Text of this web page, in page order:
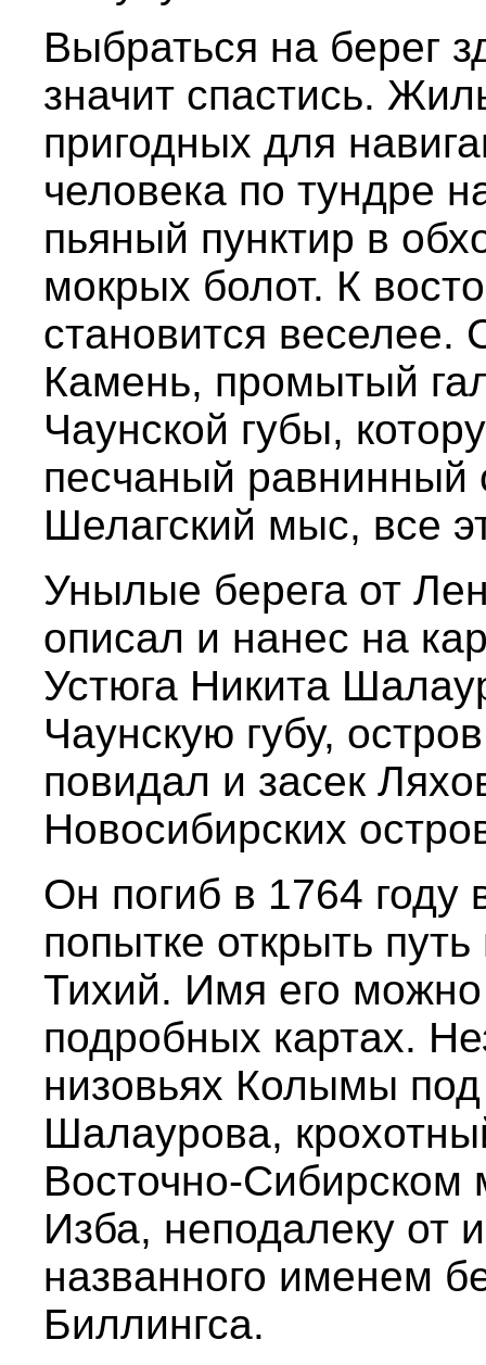
Выбраться на берег
значит спастись.
пригодных для
человека по тундре
пьяный пунктир в
мокрых болот. К
становится
Камень, промытый
Чаунской губы,
песчаный равнинный
Шелагский мыс, все
Унылые берега от
описал и нанес на
Устюга Никита
Чаунскую губу,
повидал и засек
Новосибирских
Он погиб в 1764 году
попытке открыть
Тихий. Имя его можно
подробных картах.
низовьях Колымы
Шалаурова,
Восточно-
Изба, неподалеку от
названного именем
Биллингса.